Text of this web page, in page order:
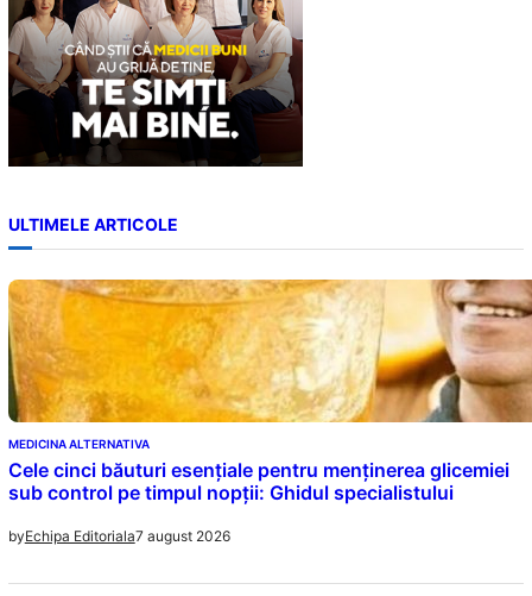
ULTIMELE ARTICOLE
MEDICINA ALTERNATIVA
Cele cinci băuturi esențiale pentru menținerea glicemiei
sub control pe timpul nopții: Ghidul specialistului
byEchipa Editoriala7 august 2026